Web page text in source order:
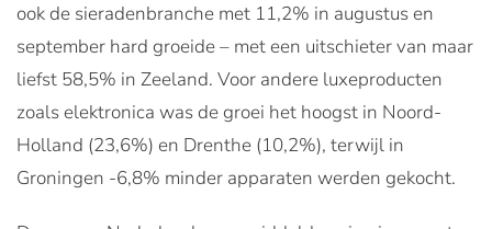
ook de sieradenbranche met 11,2% in augustus en
september hard groeide – met een uitschieter van maar
liefst 58,5% in Zeeland. Voor andere luxeproducten
zoals elektronica was de groei het hoogst in Noord-
Holland (23,6%) en Drenthe (10,2%), terwijl in
Groningen -6,8% minder apparaten werden gekocht.